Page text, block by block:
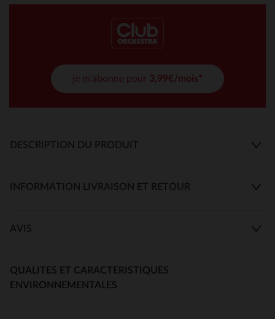
je m'abonne pour 3,99€/mois*
DESCRIPTION DU PRODUIT
INFORMATION LIVRAISON ET RETOUR
AVIS
QUALITES ET CARACTERISTIQUES
ENVIRONNEMENTALES